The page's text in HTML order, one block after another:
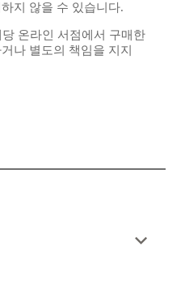
지 않을 수 있습니다.
온라인 서점에서 구매한
나 별도의 책임을 지지